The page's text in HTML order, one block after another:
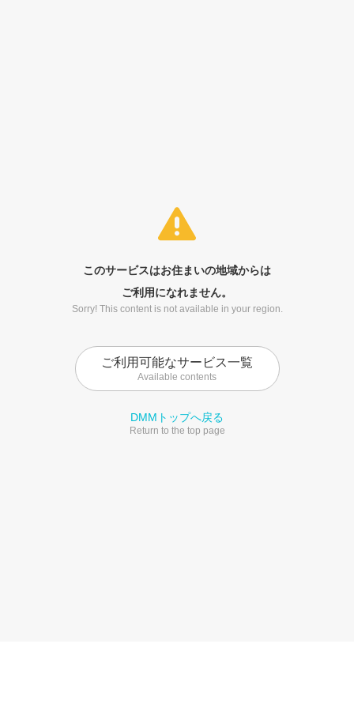
このサービスはお住まいの地域からは
ご利用になれません。
Sorry! This content is not available in your region.
ご利用可能なサービス一覧
Available contents
DMMトップへ戻る
Return to the top page